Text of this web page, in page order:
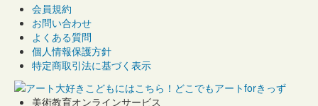
会員規約
お問い合わせ
よくある質問
個人情報保護方針
特定商取引法に基づく表示
美術教育オンラインサービス